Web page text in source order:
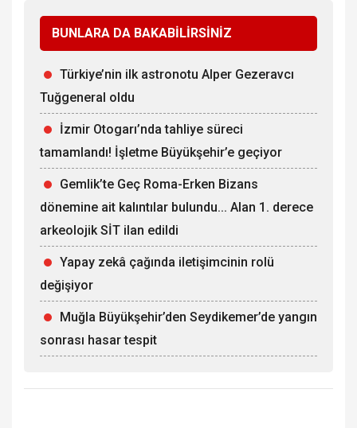
BUNLARA DA BAKABİLİRSİNİZ
Türkiye’nin ilk astronotu Alper Gezeravcı
Tuğgeneral oldu
İzmir Otogarı’nda tahliye süreci
tamamlandı! İşletme Büyükşehir’e geçiyor
Gemlik’te Geç Roma-Erken Bizans
dönemine ait kalıntılar bulundu... Alan 1. derece
arkeolojik SİT ilan edildi
Yapay zekâ çağında iletişimcinin rolü
değişiyor
Muğla Büyükşehir’den Seydikemer’de yangın
sonrası hasar tespit